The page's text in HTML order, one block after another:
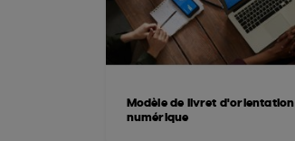
Modèle de livret d'orientation
numérique